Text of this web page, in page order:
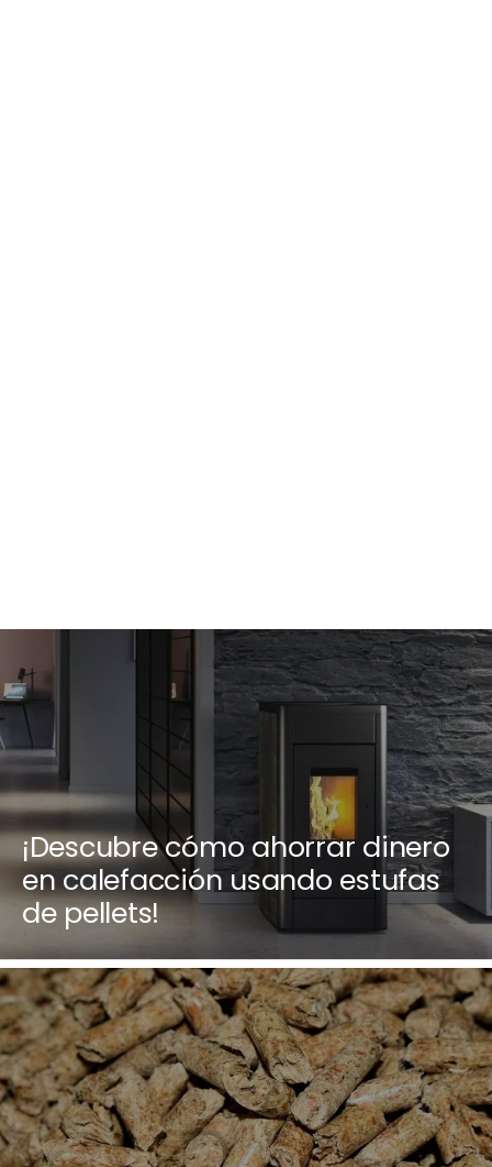
¡Descubre cómo ahorrar dinero
en calefacción usando estufas
de pellets!